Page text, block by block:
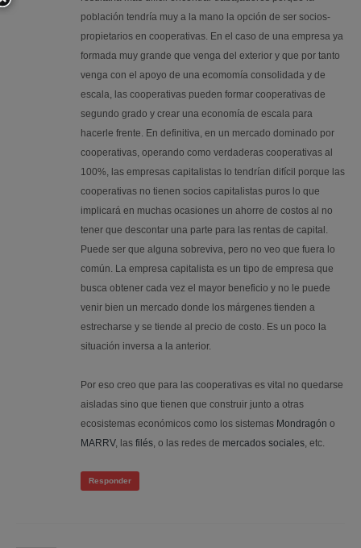
población tendría muy a la mano la opción de ser socios-
propietarios en cooperativas. En el caso de una empresa ya
formada muy grande que venga del exterior y que por tanto
venga con el apoyo de una ecomomía consolidada y de
escala, las cooperativas pueden formar cooperativas de
segundo grado y crear una economía de escala para
hacerle frente. En definitiva, en un mercado dominado por
cooperativas, operando como verdaderas cooperativas al
100%, las empresas capitalistas lo tendrían difícil porque las
cooperativas no tienen socios capitalistas puros lo que
implicará en muchas ocasiones un ahorre de costos al no
tener que descontar una parte para las rentas de capital.
Puede ser que alguna sobreviva, pero no veo que fuera lo
común. La empresa capitalista es un tipo de empresa que
busca obtener cada vez el mayor beneficio y no le puede
venir bien un mercado donde los márgenes tienden a
estrecharse y se tiende al precio de costo. Es un poco la
situación inversa a la anterior.
Por eso creo que para las cooperativas es vital no quedarse
aisladas sino que tienen que construir junto a otras
ecosistemas económicos como los sistemas Mondragón o
MARRV, las filés, o las redes de mercados sociales, etc.
Responder